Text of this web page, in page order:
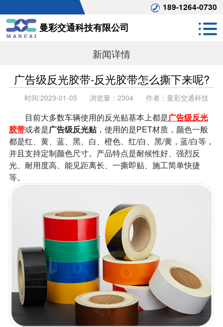
189-1264-0730
曼彩交通科技有限公司
新闻详情
广告级反光胶带-反光胶带怎么撕下来呢?
时间:2023-01-05 浏览量： 2304 作者： 曼彩交通科技
目前大多数车辆使用的反光贴基本上都是广告级反光
胶带或者是广告级反光贴，使用的是PET材质，颜色一般
都是红、黄、蓝、黑、白、橙色、红/白、黑/黄，蓝/白等，
并且支持定制颜色尺寸。产品特点是耐候性好、强烈反
光、耐用度高、能见距离长、一撕即贴、施工简单快捷
等。